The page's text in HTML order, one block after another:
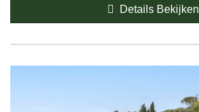
Details Bekijken